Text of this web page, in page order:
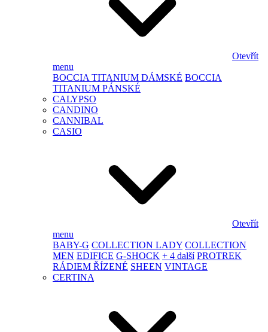
Otevřít
menu
BOCCIA TITANIUM DÁMSKÉ BOCCIA
TITANIUM PÁNSKÉ
CALYPSO
CANDINO
CANNIBAL
CASIO
Otevřít
menu
BABY-G COLLECTION LADY COLLECTION
MEN EDIFICE G-SHOCK + 4 další PROTREK
RÁDIEM ŘÍZENÉ SHEEN VINTAGE
CERTINA